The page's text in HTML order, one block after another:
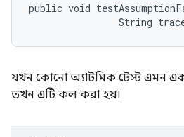
public void
String
যখন কোনো অ্যাটমিক টেস্ট এমন
তখন এটি কল করা হয়।